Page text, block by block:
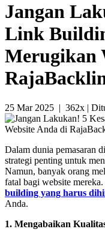
Jangan
Link
Merugikan
25 Mar 2025 | 362x |
Dalam dunia pemasaran
strategi penting untuk
Namun, banyak orang
fatal bagi website
building yang harus
Anda.
1. Mengabaikan